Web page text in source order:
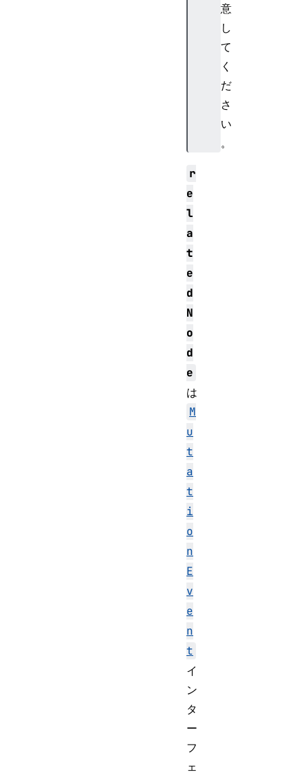
意
し
て
く
だ
さ
い
。
r
e
l
a
t
e
d
N
o
d
e
は
M
u
t
a
t
i
o
n
E
v
e
n
t
イ
ン
タ
ー
フ
ェ